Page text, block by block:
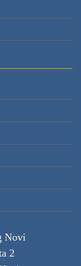
Novi
2